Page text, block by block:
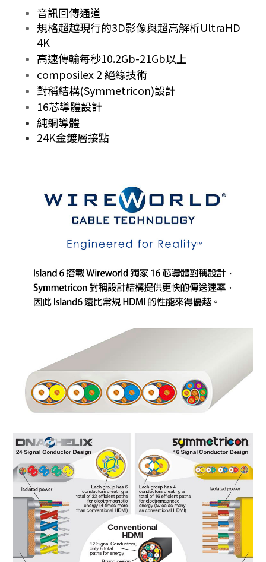
音訊回傳通道
規格超越現行的3D影像與超高解析UltraHD
4K
高速傳輸每秒10.2Gb-21Gb以上
composilex 2 絕緣技術
對稱結構(Symmetricon)設計
16芯導體設計
純銅導體
24K金鍍層接點